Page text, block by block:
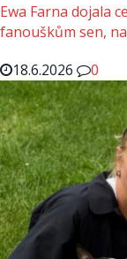
Ewa Farna dojala
fanouškům sen,
18.6.2026
0